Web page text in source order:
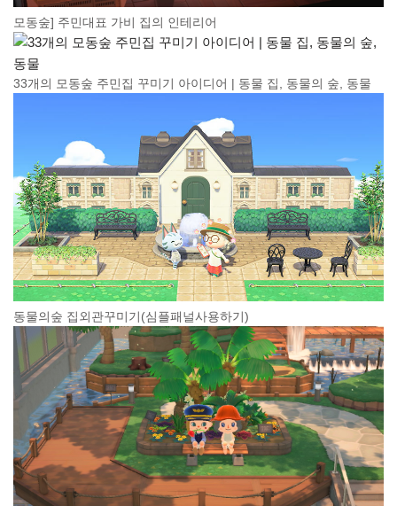
모동숲] 주민대표 가비 집의 인테리어
33개의 모동숲 주민집 꾸미기 아이디어 | 동물 집, 동물의 숲, 동물
동물의숲 집외관꾸미기(심플패널사용하기)